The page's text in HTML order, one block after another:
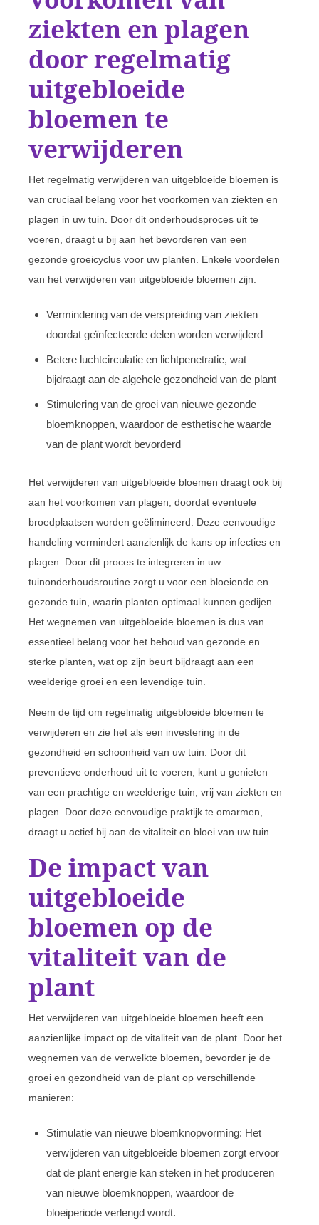
ziekten en plagen
door regelmatig
uitgebloeide
bloemen te
verwijderen
Het regelmatig verwijderen van uitgebloeide bloemen is
van cruciaal belang voor het voorkomen van ziekten en
plagen in uw tuin. Door dit onderhoudsproces uit te
voeren, draagt u bij aan het bevorderen van een
gezonde groeicyclus voor uw planten. Enkele voordelen
van het verwijderen van uitgebloeide bloemen zijn:
Vermindering van de verspreiding van ziekten
doordat geïnfecteerde delen worden verwijderd
Betere luchtcirculatie en lichtpenetratie, wat
bijdraagt aan de algehele gezondheid van de plant
Stimulering van de groei van nieuwe gezonde
bloemknoppen, waardoor de esthetische waarde
van de plant wordt bevorderd
Het verwijderen van uitgebloeide bloemen draagt ook bij
aan het voorkomen van plagen, doordat eventuele
broedplaatsen worden geëlimineerd. Deze eenvoudige
handeling vermindert aanzienlijk de kans op infecties en
plagen. Door dit proces te integreren in uw
tuinonderhoudsroutine zorgt u voor een bloeiende en
gezonde tuin, waarin planten optimaal kunnen gedijen.
Het wegnemen van uitgebloeide bloemen is dus van
essentieel belang voor het behoud van gezonde en
sterke planten, wat op zijn beurt bijdraagt aan een
weelderige groei en een levendige tuin.
Neem de tijd om regelmatig uitgebloeide bloemen te
verwijderen en zie het als een investering in de
gezondheid en schoonheid van uw tuin. Door dit
preventieve onderhoud uit te voeren, kunt u genieten
van een prachtige en weelderige tuin, vrij van ziekten en
plagen. Door deze eenvoudige praktijk te omarmen,
draagt u actief bij aan de vitaliteit en bloei van uw tuin.
De impact van
uitgebloeide
bloemen op de
vitaliteit van de
plant
Het verwijderen van uitgebloeide bloemen heeft een
aanzienlijke impact op de vitaliteit van de plant. Door het
wegnemen van de verwelkte bloemen, bevorder je de
groei en gezondheid van de plant op verschillende
manieren:
Stimulatie van nieuwe bloemknopvorming: Het
verwijderen van uitgebloeide bloemen zorgt ervoor
dat de plant energie kan steken in het produceren
van nieuwe bloemknoppen, waardoor de
bloeiperiode verlengd wordt.